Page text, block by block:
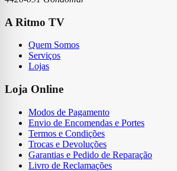
A Ritmo TV
Quem Somos
Serviços
Lojas
Loja Online
Modos de Pagamento
Envio de Encomendas e Portes
Termos e Condições
Trocas e Devoluções
Garantias e Pedido de Reparação
Livro de Reclamações